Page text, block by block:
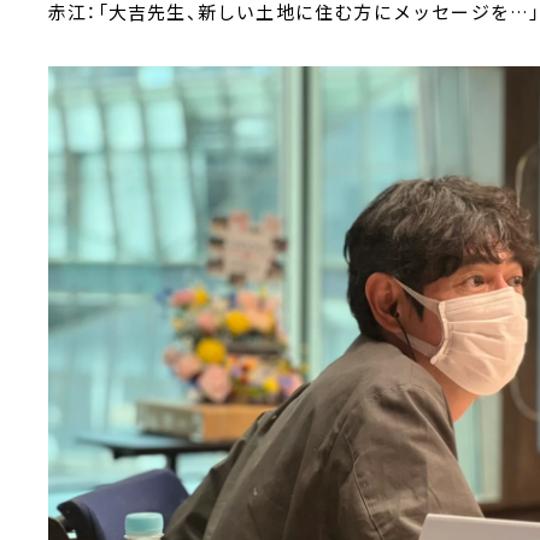
赤江：「大吉先生、新しい土地に住む方にメッセージを…」